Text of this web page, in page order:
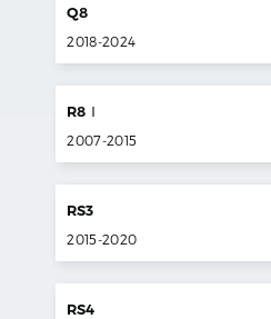
Q8
2018-2024
R8 I
2007-2015
RS3
2015-2020
RS4